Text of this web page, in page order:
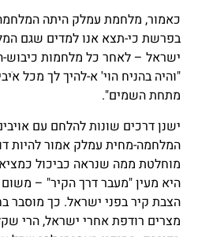
כאמור, מלחמת עמלק היתה
בפרשת כי-תצא אנו למדים שגם
ישראל – לאחר כל מלחמות
"והיה בהניח הוי' א-להיך לך מכל
מתחת השמים".
ישנן דרכים שונות להלחם עם
המלחמה-מחית עמלק אמור להיות
מוחלטת ממה שנראה כביכול
היא מעין "מעבר דרך הקיר" –
הצבת קיר בפני ישראל. כך מוסבר
מצרים רודפת אחרי ישראל, הרי